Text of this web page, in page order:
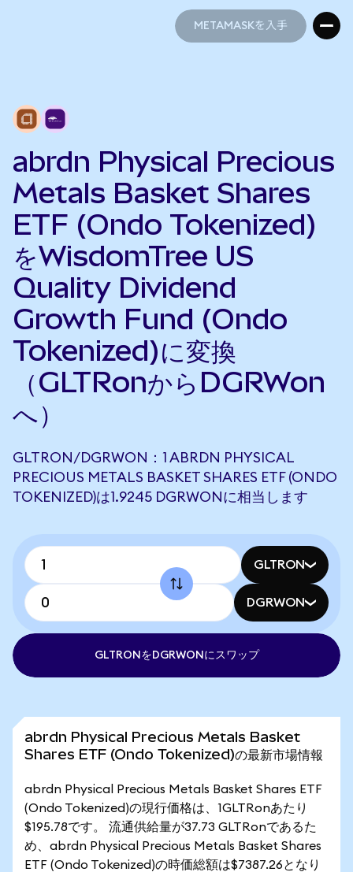
METAMASKを入手
abrdn Physical Precious
Metals Basket Shares
ETF (Ondo Tokenized)
をWisdomTree US
Quality Dividend
Growth Fund (Ondo
Tokenized)に変換
（GLTRonからDGRWon
へ）
GLTRON/DGRWON：1 ABRDN PHYSICAL
PRECIOUS METALS BASKET SHARES ETF (ONDO
TOKENIZED)は1.9245 DGRWONに相当します
GLTRON
DGRWON
GLTRONをDGRWONにスワップ
abrdn Physical Precious Metals Basket
Shares ETF (Ondo Tokenized)の最新市場情報
abrdn Physical Precious Metals Basket Shares ETF
(Ondo Tokenized)の現行価格は、1GLTRonあたり
$195.78です。 流通供給量が37.73 GLTRonであるた
め、abrdn Physical Precious Metals Basket Shares
ETF (Ondo Tokenized)の時価総額は$7387.26となり